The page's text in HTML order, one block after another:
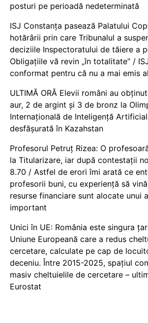
posturi pe perioadă nedeterminată
ISJ Constanța pasează Palatului
hotărârii prin care Tribunalul a
deciziile Inspectoratului de tăiere a
Obligațiile vă revin „în totalitate” /
conformat pentru că nu a mai emis
ULTIMĂ ORĂ Elevii români au
aur, 2 de argint și 3 de bronz la
Internațională de Inteligență
desfășurată în Kazahstan
Profesorul Petruț Rizea: O
la Titularizare, iar după contestații
8.70 / Astfel de erori îmi arată ce
profesorii buni, cu experiență să
resurse financiare sunt alocate unui
important
Unici în UE: România este singura
Uniune Europeană care a redus
cercetare, calculate pe cap de
deceniu. Între 2015-2025, spațiul
masiv cheltuielile de cercetare –
Eurostat